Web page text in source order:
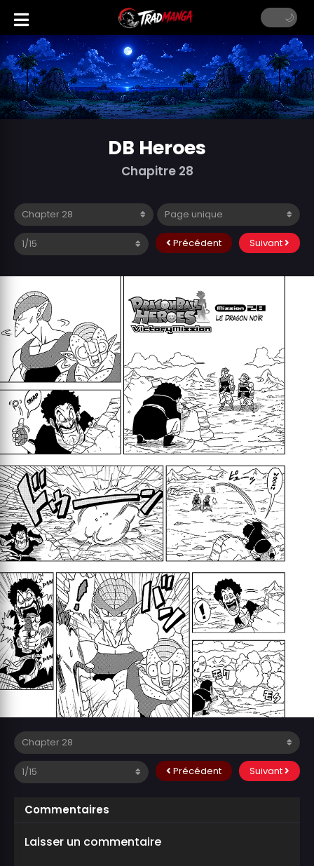
DB Heroes
Chapitre 28
Précédent Suivant
Précédent Suivant
Commentaires
Laisser un commentaire